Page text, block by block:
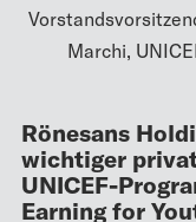
Marchi,
Rönesans
wichtiger
UNICEF-
Earning for